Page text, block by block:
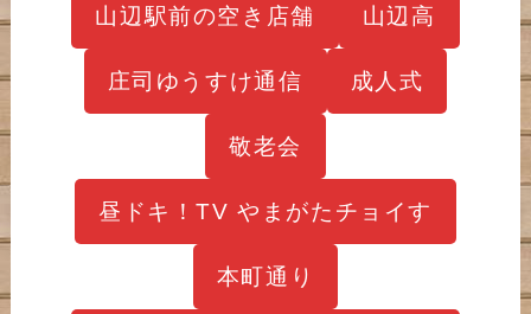
山辺駅前の空き店舗 山辺高
庄司ゆうすけ通信 成人式
敬老会
昼ドキ！TV やまがたチョイす
本町通り